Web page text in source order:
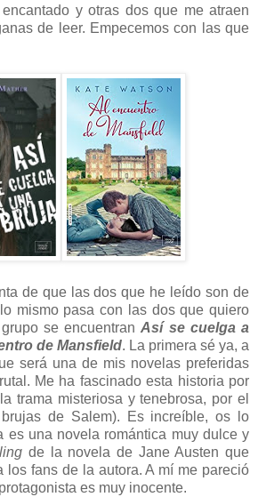
y otras dos que me atraen
de leer. Empecemos con las que
de que las dos que he leído son de
mismo pasa con las dos que quiero
se encuentranAsí se cuelga a
de Mansfield. La primera sé ya, a
será una de mis novelas preferidas
Me ha fascinado esta historia por
trama misteriosa y tenebrosa, por el
de Salem). Es increíble, os lo
es una novela romántica muy dulce y
de la novela de Jane Austen que
los fans de la autora. A mí me pareció
es muy inocente.